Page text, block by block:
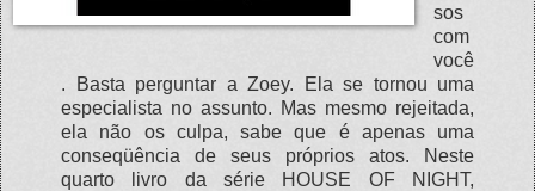
sos
com
você
. Basta perguntar a Zoey. Ela se tornou uma
especialista no assunto. Mas mesmo rejeitada,
ela não os culpa, sabe que é apenas uma
conseqüência de seus próprios atos. Neste
quarto livro da série HOUSE OF NIGHT,